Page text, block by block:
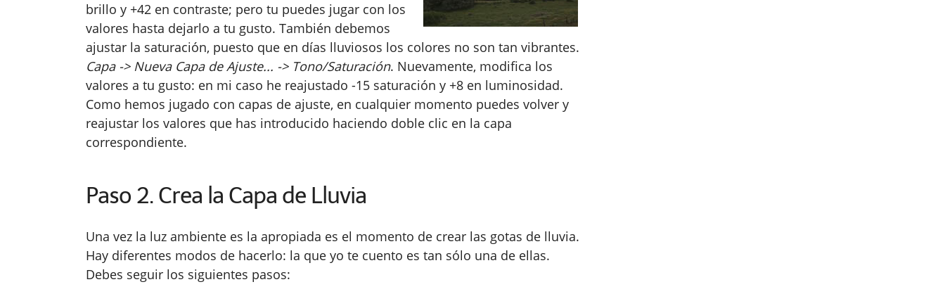
brillo y +42 en contraste; pero tu puedes jugar con los
valores hasta dejarlo a tu gusto. También debemos
ajustar la saturación, puesto que en días lluviosos los colores no son tan vibrantes.
Capa -> Nueva Capa de Ajuste... -> Tono/Saturación. Nuevamente, modifica los
valores a tu gusto: en mi caso he reajustado -15 saturación y +8 en luminosidad.
Como hemos jugado con capas de ajuste, en cualquier momento puedes volver y
reajustar los valores que has introducido haciendo doble clic en la capa
correspondiente.
Paso 2. Crea la Capa de Lluvia
Una vez la luz ambiente es la apropiada es el momento de crear las gotas de lluvia.
Hay diferentes modos de hacerlo: la que yo te cuento es tan sólo una de ellas.
Debes seguir los siguientes pasos: